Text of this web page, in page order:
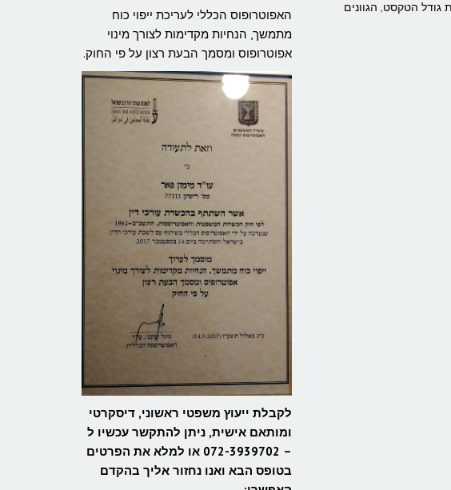
הטקסט, הגוונים
האפוטרופוס הכללי לעריכת ייפוי כוח
מתמשך, הנחיות מקדימות לצורך מינוי
אפוטרופוס ומסמך הבעת רצון על פי החוק.
לקבלת ייעוץ משפטי ראשוני, דיסקרטי
ומותאם אישית, ניתן להתקשר עכשיו ל
– 072-3939702 או למלא את הפרטים
בטופס הבא ואנו נחזור אליך בהקדם